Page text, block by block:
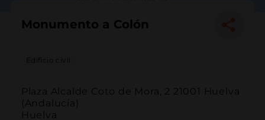
Monumento a Colón
Edificio civil
Plaza Alcalde Coto de Mora, 2 21001 Huelva
(Andalucía)
Huelva